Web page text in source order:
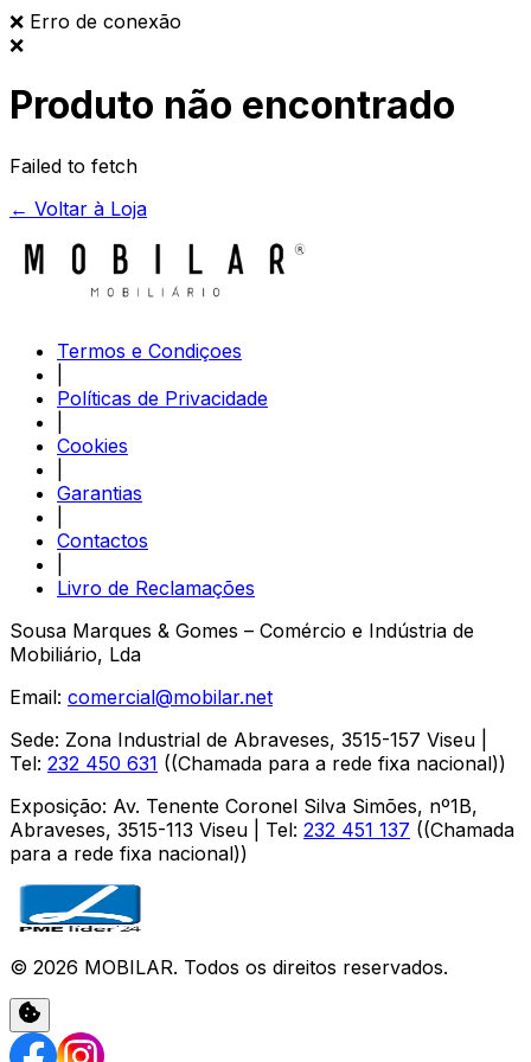
❌ Erro de conexão
❌
Produto não encontrado
Failed to fetch
← Voltar à Loja
Termos e Condiçoes
Políticas de Privacidade
Cookies
Garantias
Contactos
Livro de Reclamações
Sousa Marques & Gomes – Comércio e Indústria de
Mobiliário, Lda
Email: comercial@mobilar.net
Sede: Zona Industrial de Abraveses, 3515-157 Viseu
Tel: 232 450 631 ((Chamada para a rede fixa nacional))
Exposição: Av. Tenente Coronel Silva Simões, nº1B,
Abraveses, 3515-113 Viseu | Tel: 232 451 137 ((Chamada
para a rede fixa nacional))
© 2026 MOBILAR. Todos os direitos reservados.